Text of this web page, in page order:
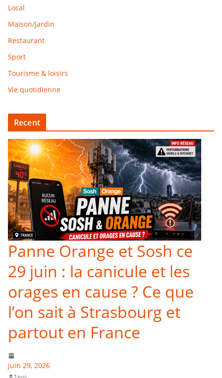
Local
Maison/Jardin
Restaurant
Sport
Tourisme & loisirs
Vie quotidienne
Recent
Panne Orange et Sosh ce
29 juin : la canicule et les
orages en cause ? Ce que
l’on sait à Strasbourg et
partout en France
juin 29, 2026